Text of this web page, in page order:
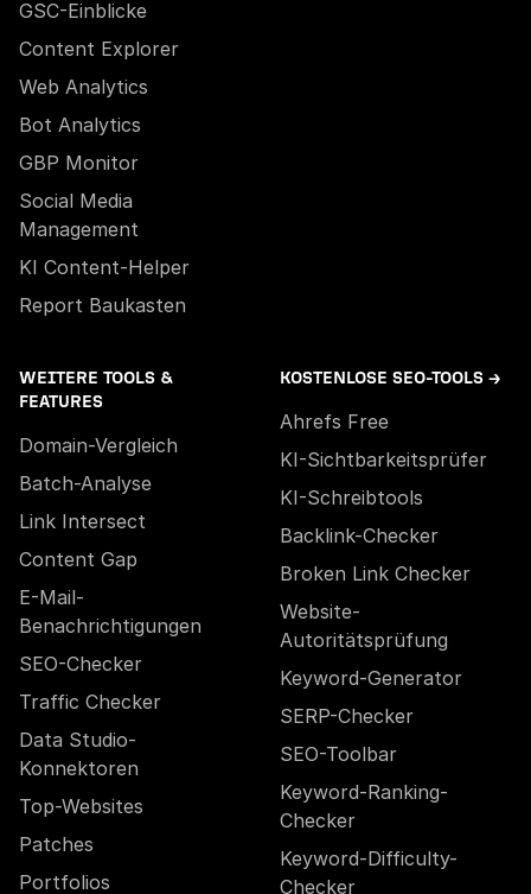
GSC-Einblicke
Content Explorer
Web Analytics
Bot Analytics
GBP Monitor
Social Media
Management
KI Content-Helper
Report Baukasten
WEITERE TOOLS &
FEATURES
Domain-Vergleich
Batch-Analyse
Link Intersect
Content Gap
E-Mail-
Benachrichtigungen
SEO-Checker
Traffic Checker
Data Studio-
Konnektoren
Top-Websites
Patches
Portfolios
KOSTENLOSE SEO-TOOLS →
Ahrefs Free
KI-Sichtbarkeitsprüfer
KI-Schreibtools
Backlink-Checker
Broken Link Checker
Website-
Autoritätsprüfung
Keyword-Generator
SERP-Checker
SEO-Toolbar
Keyword-Ranking-
Checker
Keyword-Difficulty-
Checker